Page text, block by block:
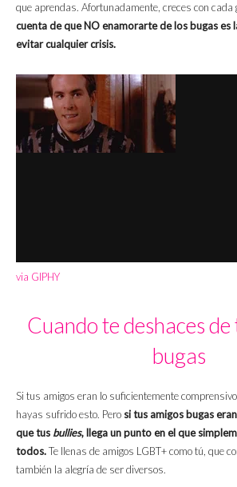
que aprendas. Afortunadamente, creces con cada
cuenta de que NO enamorarte de los bugas es
evitar cualquier crisis.
via GIPHY
Cuando te deshaces
bugas
Si tus amigos eran lo suficientemente
hayas sufrido esto. Pero si tus amigos bugas
que tus bullies, llega un punto en el que
todos.Te llenas de amigos LGBT+ como tú, que
también la alegría de ser diversos.